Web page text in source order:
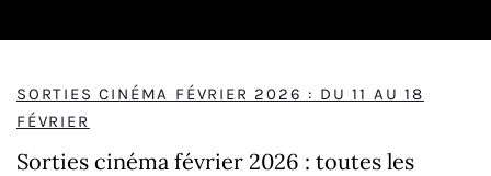
SORTIES CINÉMA FÉVRIER 2026 : DU 11 AU 18
FÉVRIER
Sorties cinéma février 2026 : toutes les